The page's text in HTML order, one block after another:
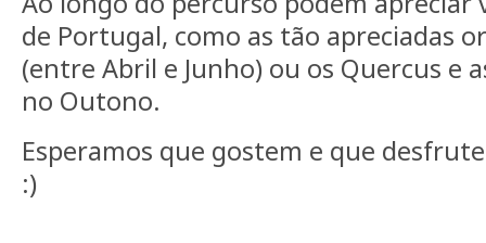
de Portugal, como as tão apreciadas
(entre Abril e Junho) ou os Quercus e
no Outono.
Esperamos que gostem e que
:)